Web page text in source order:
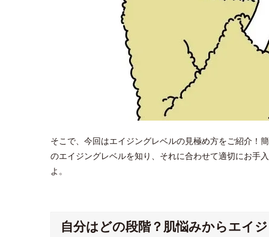
そこで、今回はエイジングレベルの見極め方をご紹介！
のエイジングレベルを知り、それに合わせて適切にお手
よ。
自分はどの段階？​肌悩みからエイ